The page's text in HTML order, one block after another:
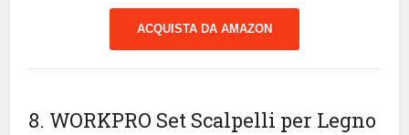
ACQUISTA DA AMAZON
8. WORKPRO Set Scalpelli per Legno